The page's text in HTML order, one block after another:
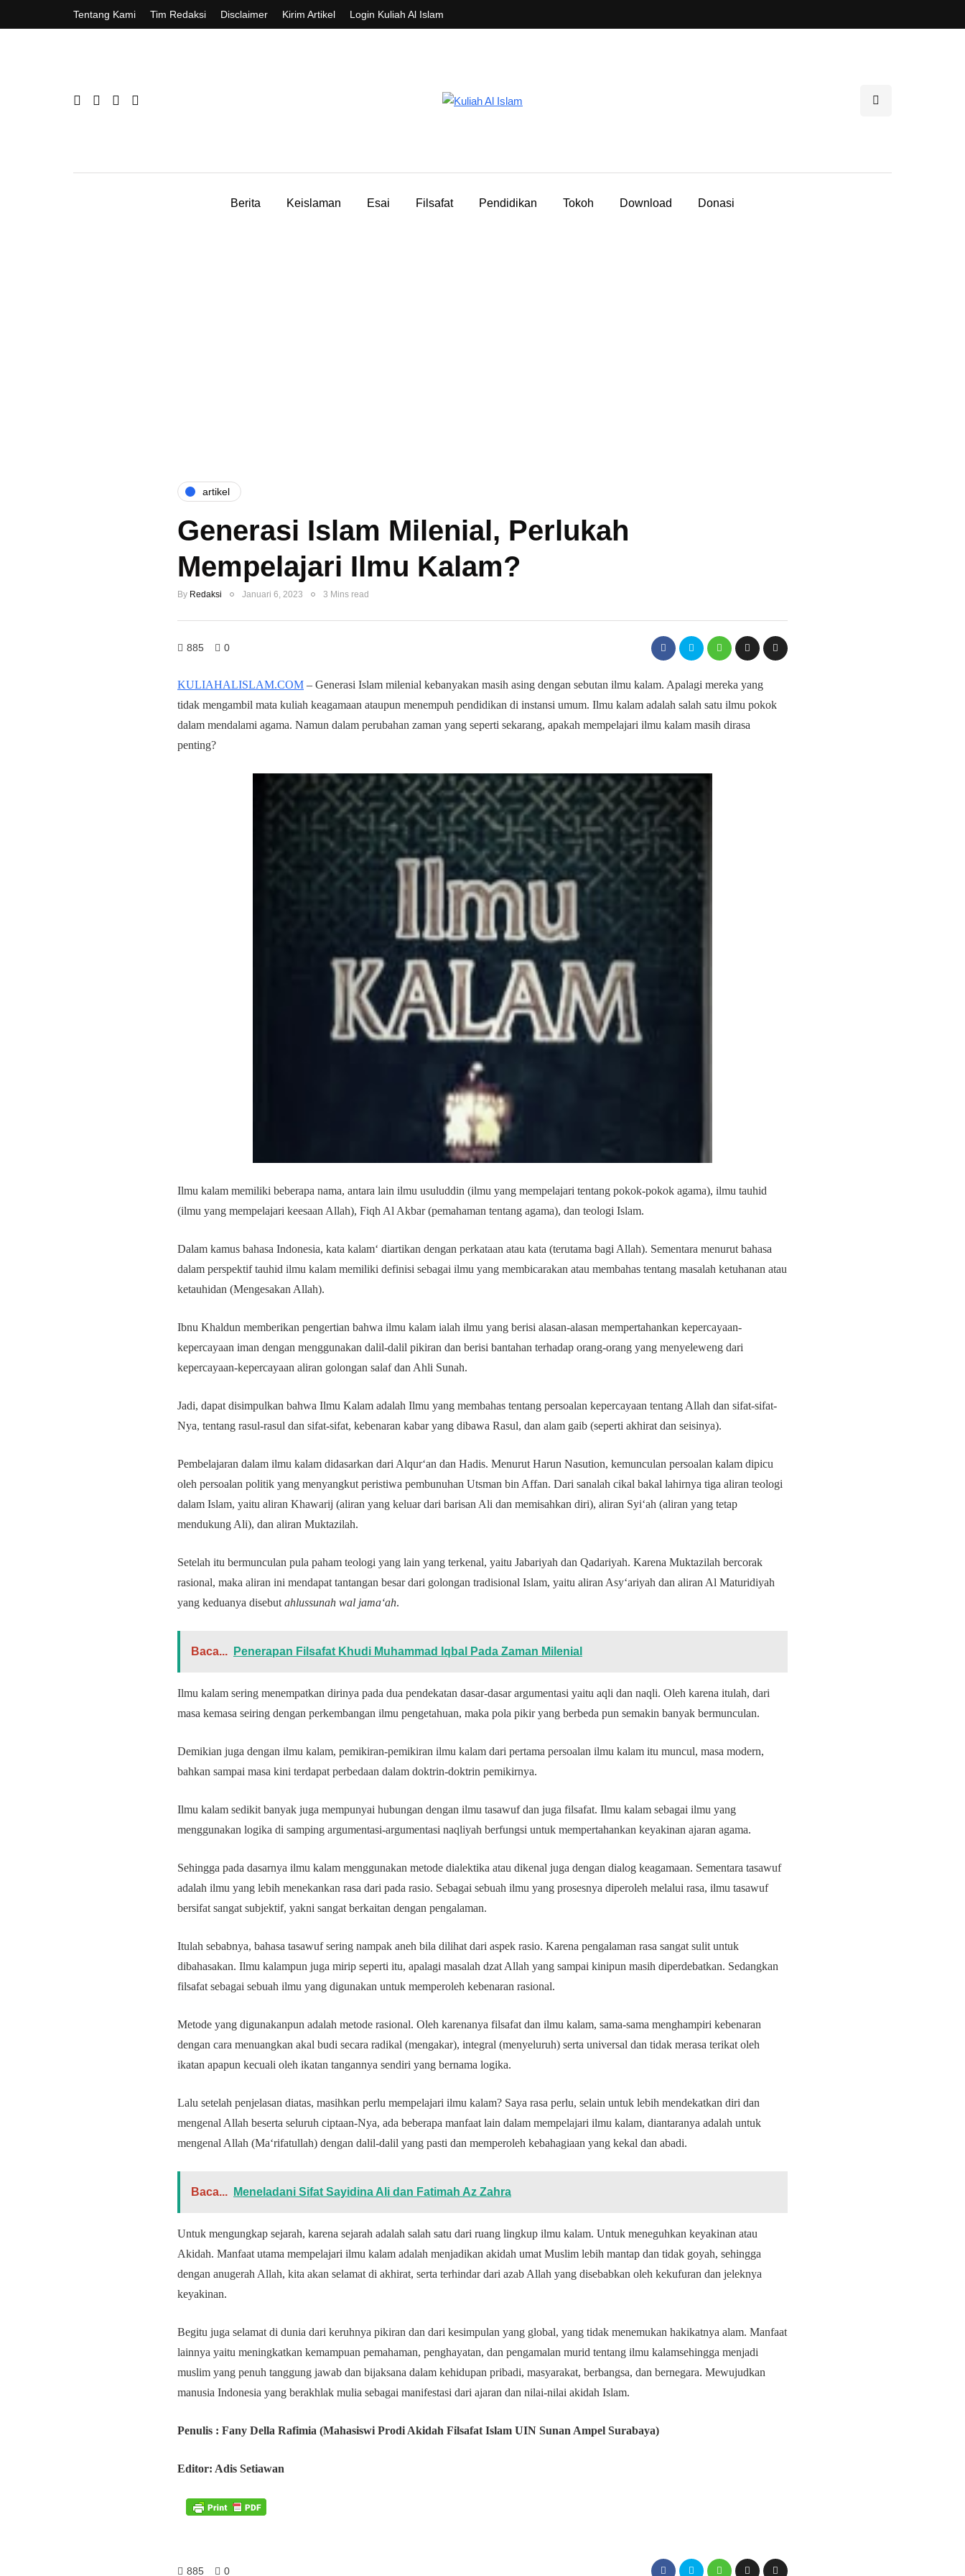
Tentang Kami Tim Redaksi Disclaimer Kirim Artikel Login Kuliah Al Islam
Berita Keislaman Esai Filsafat Pendidikan Tokoh Download Donasi
artikel
Generasi Islam Milenial, Perlukah
Mempelajari Ilmu Kalam?
By Redaksi Januari 6, 2023 3 Mins read
885 0
KULIAHALISLAM.COM – Generasi Islam milenial kebanyakan masih asing dengan sebutan ilmu kalam. Apalagi mereka yang
tidak mengambil mata kuliah keagamaan ataupun menempuh pendidikan di instansi umum. Ilmu kalam adalah salah satu ilmu pokok
dalam mendalami agama. Namun dalam perubahan zaman yang seperti sekarang, apakah mempelajari ilmu kalam masih dirasa
penting?
Ilmu kalam memiliki beberapa nama, antara lain ilmu usuluddin (ilmu yang mempelajari tentang pokok-pokok agama), ilmu tauhid
(ilmu yang mempelajari keesaan Allah), Fiqh Al Akbar (pemahaman tentang agama), dan teologi Islam.
Dalam kamus bahasa Indonesia, kata kalam‘ diartikan dengan perkataan atau kata (terutama bagi Allah). Sementara menurut bahasa
dalam perspektif tauhid ilmu kalam memiliki definisi sebagai ilmu yang membicarakan atau membahas tentang masalah ketuhanan atau
ketauhidan (Mengesakan Allah).
Ibnu Khaldun memberikan pengertian bahwa ilmu kalam ialah ilmu yang berisi alasan-alasan mempertahankan kepercayaan-
kepercayaan iman dengan menggunakan dalil-dalil pikiran dan berisi bantahan terhadap orang-orang yang menyeleweng dari
kepercayaan-kepercayaan aliran golongan salaf dan Ahli Sunah.
Jadi, dapat disimpulkan bahwa Ilmu Kalam adalah Ilmu yang membahas tentang persoalan kepercayaan tentang Allah dan sifat-sifat-
Nya, tentang rasul-rasul dan sifat-sifat, kebenaran kabar yang dibawa Rasul, dan alam gaib (seperti akhirat dan seisinya).
Pembelajaran dalam ilmu kalam didasarkan dari Alqur‘an dan Hadis. Menurut Harun Nasution, kemunculan persoalan kalam dipicu
oleh persoalan politik yang menyangkut peristiwa pembunuhan Utsman bin Affan. Dari sanalah cikal bakal lahirnya tiga aliran teologi
dalam Islam, yaitu aliran Khawarij (aliran yang keluar dari barisan Ali dan memisahkan diri), aliran Syi‘ah (aliran yang tetap
mendukung Ali), dan aliran Muktazilah.
Setelah itu bermunculan pula paham teologi yang lain yang terkenal, yaitu Jabariyah dan Qadariyah. Karena Muktazilah bercorak
rasional, maka aliran ini mendapat tantangan besar dari golongan tradisional Islam, yaitu aliran Asy‘ariyah dan aliran Al Maturidiyah
yang keduanya disebut ahlussunah wal jama‘ah.
Baca... Penerapan Filsafat Khudi Muhammad Iqbal Pada Zaman Milenial
Ilmu kalam sering menempatkan dirinya pada dua pendekatan dasar-dasar argumentasi yaitu aqli dan naqli. Oleh karena itulah, dari
masa kemasa seiring dengan perkembangan ilmu pengetahuan, maka pola pikir yang berbeda pun semakin banyak bermunculan.
Demikian juga dengan ilmu kalam, pemikiran-pemikiran ilmu kalam dari pertama persoalan ilmu kalam itu muncul, masa modern,
bahkan sampai masa kini terdapat perbedaan dalam doktrin-doktrin pemikirnya.
Ilmu kalam sedikit banyak juga mempunyai hubungan dengan ilmu tasawuf dan juga filsafat. Ilmu kalam sebagai ilmu yang
menggunakan logika di samping argumentasi-argumentasi naqliyah berfungsi untuk mempertahankan keyakinan ajaran agama.
Sehingga pada dasarnya ilmu kalam menggunakan metode dialektika atau dikenal juga dengan dialog keagamaan. Sementara tasawuf
adalah ilmu yang lebih menekankan rasa dari pada rasio. Sebagai sebuah ilmu yang prosesnya diperoleh melalui rasa, ilmu tasawuf
bersifat sangat subjektif, yakni sangat berkaitan dengan pengalaman.
Itulah sebabnya, bahasa tasawuf sering nampak aneh bila dilihat dari aspek rasio. Karena pengalaman rasa sangat sulit untuk
dibahasakan. Ilmu kalampun juga mirip seperti itu, apalagi masalah dzat Allah yang sampai kinipun masih diperdebatkan. Sedangkan
filsafat sebagai sebuah ilmu yang digunakan untuk memperoleh kebenaran rasional.
Metode yang digunakanpun adalah metode rasional. Oleh karenanya filsafat dan ilmu kalam, sama-sama menghampiri kebenaran
dengan cara menuangkan akal budi secara radikal (mengakar), integral (menyeluruh) serta universal dan tidak merasa terikat oleh
ikatan apapun kecuali oleh ikatan tangannya sendiri yang bernama logika.
Lalu setelah penjelasan diatas, masihkan perlu mempelajari ilmu kalam? Saya rasa perlu, selain untuk lebih mendekatkan diri dan
mengenal Allah beserta seluruh ciptaan-Nya, ada beberapa manfaat lain dalam mempelajari ilmu kalam, diantaranya adalah untuk
mengenal Allah (Ma‘rifatullah) dengan dalil-dalil yang pasti dan memperoleh kebahagiaan yang kekal dan abadi.
Baca... Meneladani Sifat Sayidina Ali dan Fatimah Az Zahra
Untuk mengungkap sejarah, karena sejarah adalah salah satu dari ruang lingkup ilmu kalam. Untuk meneguhkan keyakinan atau
Akidah. Manfaat utama mempelajari ilmu kalam adalah menjadikan akidah umat Muslim lebih mantap dan tidak goyah, sehingga
dengan anugerah Allah, kita akan selamat di akhirat, serta terhindar dari azab Allah yang disebabkan oleh kekufuran dan jeleknya
keyakinan.
Begitu juga selamat di dunia dari keruhnya pikiran dan dari kesimpulan yang global, yang tidak menemukan hakikatnya alam. Manfaat
lainnya yaitu meningkatkan kemampuan pemahaman, penghayatan, dan pengamalan murid tentang ilmu kalamsehingga menjadi
muslim yang penuh tanggung jawab dan bijaksana dalam kehidupan pribadi, masyarakat, berbangsa, dan bernegara. Mewujudkan
manusia Indonesia yang berakhlak mulia sebagai manifestasi dari ajaran dan nilai-nilai akidah Islam.
Penulis : Fany Della Rafimia (Mahasiswi Prodi Akidah Filsafat Islam UIN Sunan Ampel Surabaya)
Editor: Adis Setiawan
885 0